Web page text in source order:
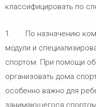
классифицировать по
1. По назначению
модули и
спортом. При помощи
организовать дома
особенно важно для
занимающегося